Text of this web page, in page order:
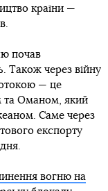
країни —
почав
Також через війну
— це
та Оманом, який
Саме через
експорту
вогню на